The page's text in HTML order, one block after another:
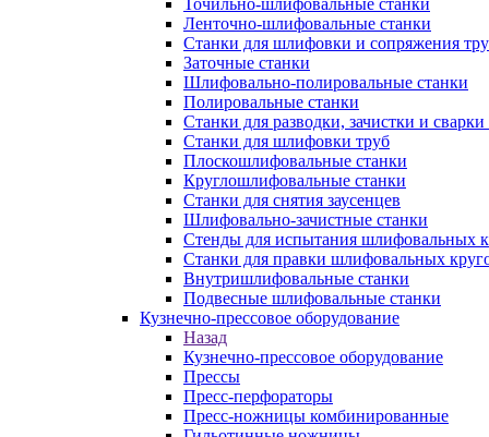
Точильно-шлифовальные станки
Ленточно-шлифовальные станки
Станки для шлифовки и сопряжения
Заточные станки
Шлифовально-полировальные станки
Полировальные станки
Станки для разводки, зачистки и сварки
Станки для шлифовки труб
Плоскошлифовальные станки
Круглошлифовальные станки
Станки для снятия заусенцев
Шлифовально-зачистные станки
Стенды для испытания шлифовальных
Станки для правки шлифовальных
Внутришлифовальные станки
Подвесные шлифовальные станки
Кузнечно-прессовое оборудование
Назад
Кузнечно-прессовое оборудование
Прессы
Пресс-перфораторы
Пресс-ножницы комбинированные